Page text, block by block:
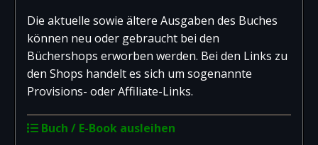
Die aktuelle sowie ältere Ausgaben des Buches
können neu oder gebraucht bei den
Büchershops erworben werden. Bei den Links zu
den Shops handelt es sich um sogenannte
Provisions- oder Affiliate-Links.
Buch / E-Book ausleihen